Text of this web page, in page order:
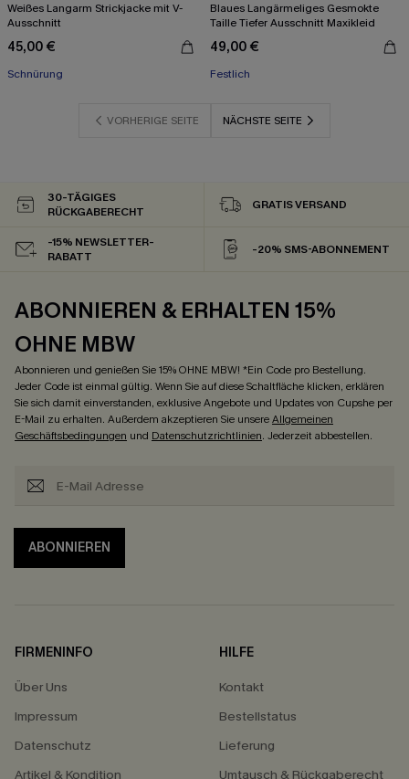
Weißes Langarm Strickjacke mit V-
Ausschnitt
45,00 €
Schnürung
Blaues Langärmeliges Gesmokte
Taille Tiefer Ausschnitt Maxikleid
49,00 €
Festlich
VORHERIGE SEITE NÄCHSTE SEITE
30-TÄGIGES
RÜCKGABERECHT
GRATIS VERSAND
-15% NEWSLETTER-
RABATT
-20% SMS-ABONNEMENT
ABONNIEREN & ERHALTEN 15%
OHNE MBW
Abonnieren und genießen Sie 15% OHNE MBW! *Ein Code pro Bestellung.
Jeder Code ist einmal gültig. Wenn Sie auf diese Schaltfläche klicken, erklären
Sie sich damit einverstanden, exklusive Angebote und Updates von Cupshe per
E-Mail zu erhalten. Außerdem akzeptieren Sie unsereAllgemeinen
Geschäftsbedingungen und Datenschutzrichtlinien. Jederzeit abbestellen.
ABONNIEREN
FIRMENINFO
Über Uns
Impressum
Datenschutz
Artikel & Kondition
HILFE
Kontakt
Bestellstatus
Lieferung
Umtausch & Rückgaberecht